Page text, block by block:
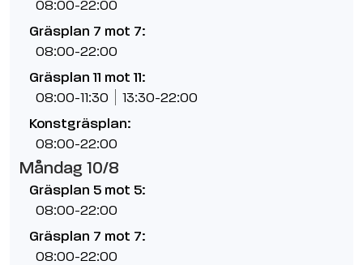
08:00-22:00
Gräsplan 7 mot 7:
08:00-22:00
Gräsplan 11 mot 11:
08:00-11:30 13:30-22:00
Konstgräsplan:
08:00-22:00
Måndag 10/8
Gräsplan 5 mot 5:
08:00-22:00
Gräsplan 7 mot 7:
08:00-22:00